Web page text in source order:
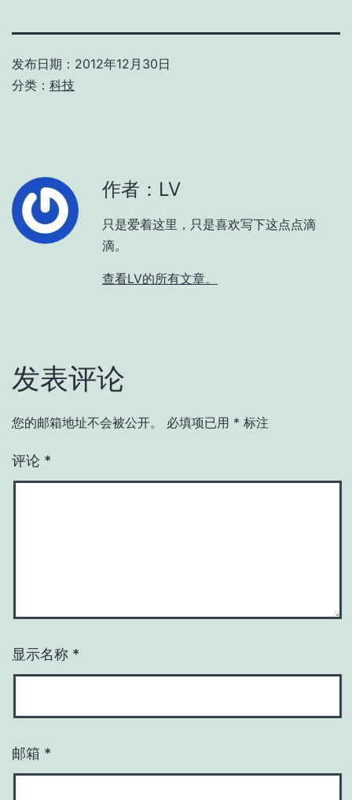
发布日期： 2012年12月30日
分类： 科技
作者：LV
只是爱着这里，只是喜欢写下这点点滴
滴。
查看LV的所有文章。
发表评论
您的邮箱地址不会被公开。 必填项已用 * 标注
评论 *
显示名称 *
邮箱 *